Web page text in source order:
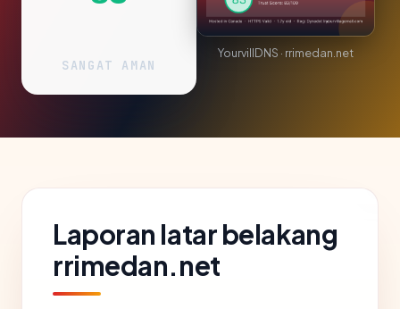
SANGAT AMAN
YourvillDNS · rrimedan.net
Laporan latar belakang
rrimedan.net